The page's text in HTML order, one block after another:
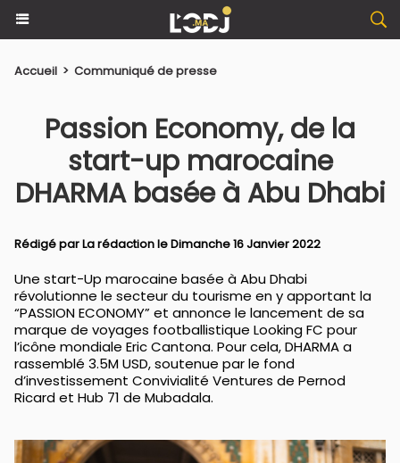
Accueil > Communiqué de presse
Passion Economy, de la
start-up marocaine
DHARMA basée à Abu Dhabi
Rédigé par La rédaction le Dimanche 16 Janvier 2022
Une start-Up marocaine basée à Abu Dhabi
révolutionne le secteur du tourisme en y apportant la
“PASSION ECONOMY” et annonce le lancement de sa
marque de voyages footballistique Looking FC pour
l’icône mondiale Eric Cantona. Pour cela, DHARMA a
rassemblé 3.5M USD, soutenue par le fond
d’investissement Convivialité Ventures de Pernod
Ricard et Hub 71 de Mubadala.